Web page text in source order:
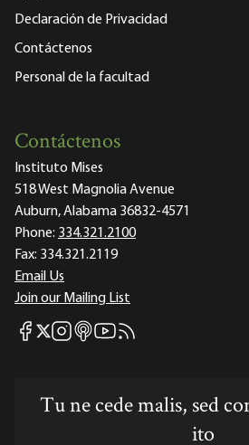
Declaración de Privacidad
Contáctenos
Personal de la facultad
Contáctenos
Instituto Mises
518 West Magnolia Avenue
Auburn, Alabama 36832-4571
Phone: 334.321.2100
Fax: 334.321.2119
Email Us
Join our Mailing List
Mises Facebook
Mises X
Mises Instagram
Mises itunes
Mises Youtube
Mises RSS feed
Tu ne cede malis, sed
ito